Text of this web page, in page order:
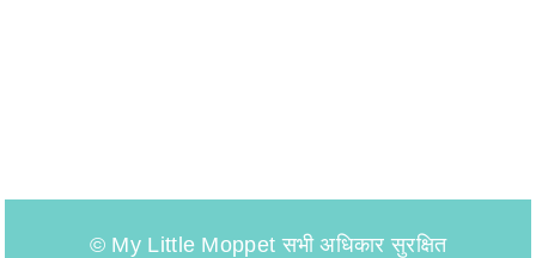
© My Little Moppet सभी अधिकार सुरक्षित